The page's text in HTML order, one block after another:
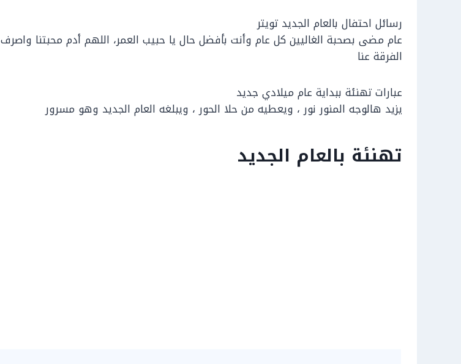
رسائل احتفال بالعام الجديد تويتر
عام مضى بصحبة الغاليين كل عام وأنت بأفضل حال يا حبيب العمر، اللهم أدم محبتنا واصرف
الفرقة عنا
عبارات تهنئة ببداية عام ميلادي جديد
يزيد هالوجه المنور نور ، ويعطيه من حلا الحور ، ويبلغه العام الجديد وهو مسرور
تهنئة بالعام الجديد